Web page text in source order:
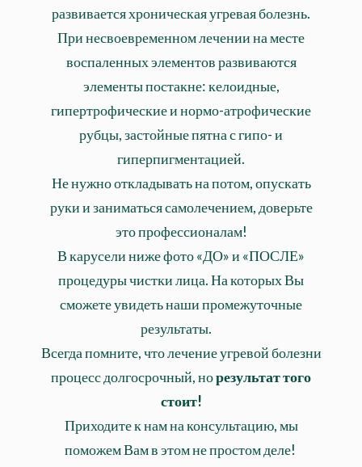
развивается хроническая угревая болезнь.
При несвоевременном лечении на месте
воспаленных элементов развиваются
элементы постакне: келоидные,
гипертрофические и нормо-атрофические
рубцы, застойные пятна с гипо- и
гиперпигментацией.
Не нужно откладывать на потом, опускать
руки и заниматься самолечением, доверьте
это профессионалам!
В карусели ниже фото «ДО» и «ПОСЛЕ»
процедуры чистки лица. На которых Вы
сможете увидеть наши промежуточные
результаты.⠀
Всегда помните, что лечение угревой болезни
процесс долгосрочный, норезультат того
стоит!
Приходите к нам на консультацию, мы
поможем Вам в этом не простом деле!